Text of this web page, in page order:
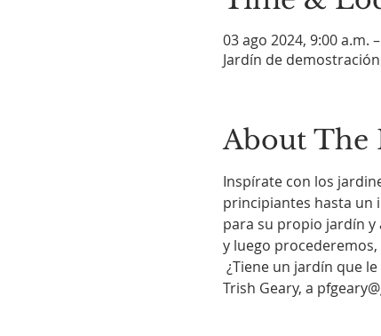
03 ago 2024, 9:00 a.m.
Jardín de demostración
About The
Inspírate con los
principiantes hasta un
para su propio jardín y
y luego
Trish Geary, a